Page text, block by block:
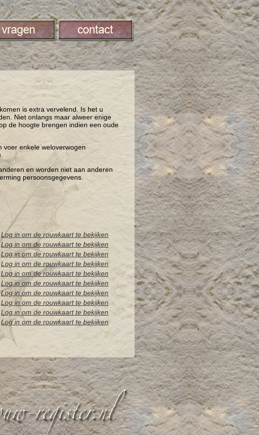
is extra vervelend. Is het u
Niet onlangs maar alweer enige
de hoogte brengen indien een oude
voer enkele weloverwogen
en worden niet aan anderen
persoonsgegevens.
Log in om de rouwkaart te bekijken
Log in om de rouwkaart te bekijken
Log in om de rouwkaart te bekijken
Log in om de rouwkaart te bekijken
Log in om de rouwkaart te bekijken
Log in om de rouwkaart te bekijken
Log in om de rouwkaart te bekijken
Log in om de rouwkaart te bekijken
Log in om de rouwkaart te bekijken
Log in om de rouwkaart te bekijken